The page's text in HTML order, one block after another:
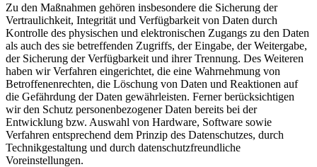
Zu den Maßnahmen gehören insbesondere die Sicherung der
Vertraulichkeit, Integrität und Verfügbarkeit von Daten durch
Kontrolle des physischen und elektronischen Zugangs zu den Daten
als auch des sie betreffenden Zugriffs, der Eingabe, der Weitergabe,
der Sicherung der Verfügbarkeit und ihrer Trennung. Des Weiteren
haben wir Verfahren eingerichtet, die eine Wahrnehmung von
Betroffenenrechten, die Löschung von Daten und Reaktionen auf
die Gefährdung der Daten gewährleisten. Ferner berücksichtigen
wir den Schutz personenbezogener Daten bereits bei der
Entwicklung bzw. Auswahl von Hardware, Software sowie
Verfahren entsprechend dem Prinzip des Datenschutzes, durch
Technikgestaltung und durch datenschutzfreundliche
Voreinstellungen.